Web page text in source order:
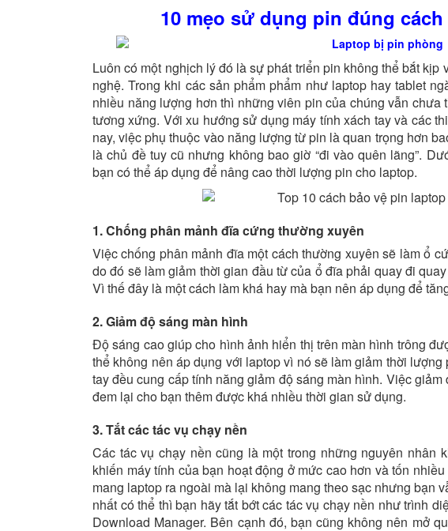
10 mẹo sử dụng pin đúng
Luôn có một nghịch lý đó là sự phát triển pin không thể bắt kịp
nghệ. Trong khi các sản phẩm phẩm như laptop hay tablet
nhiều năng lượng hơn thì những viên pin của chúng vẫn
tương xứng. Với xu hướng sử dụng máy tính xách tay và các
nay, việc phụ thuộc vào năng lượng từ pin là quan trọng hơn
là chủ đề tuy cũ nhưng không bao giờ “đi vào quên lãng”.
bạn có thể áp dụng để nâng cao thời lượng pin cho laptop.
1. Chống phân mảnh đĩa cứng thường xuyên
Việc chống phân mảnh đĩa một cách thường xuyên sẽ làm ổ
do đó sẽ làm giảm thời gian đầu từ của ổ đĩa phải quay đi
Vì thế đây là một cách làm khá hay mà bạn nên áp dụng để
2. Giảm độ sáng màn hình
Độ sáng cao giúp cho hình ảnh hiển thị trên màn hình trông
thể không nên áp dụng với laptop vì nó sẽ làm giảm thời
tay đều cung cấp tính năng giảm độ sáng màn hình. Việc
đem lại cho bạn thêm được khá nhiều thời gian sử dụng.
3. Tắt các tác vụ chạy nền
Các tác vụ chạy nền cũng là một trong những nguyên nhân
khiến máy tính của bạn hoạt động ở mức cao hơn và tốn
mang laptop ra ngoài mà lại không mang theo sạc nhưng bạn
nhất có thể thì bạn hãy tắt bớt các tác vụ chạy nền như trình
Download Manager. Bên cạnh đó, bạn cũng không nên mở